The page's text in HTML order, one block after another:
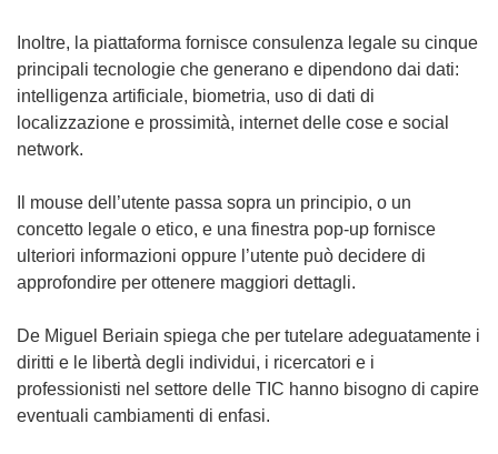
Inoltre, la piattaforma fornisce consulenza legale su cinque
principali tecnologie che generano e dipendono dai dati:
intelligenza artificiale, biometria, uso di dati di
localizzazione e prossimità, internet delle cose e social
network.
Il mouse dell’utente passa sopra un principio, o un
concetto legale o etico, e una finestra pop-up fornisce
ulteriori informazioni oppure l’utente può decidere di
approfondire per ottenere maggiori dettagli.
De Miguel Beriain spiega che per tutelare adeguatamente i
diritti e le libertà degli individui, i ricercatori e i
professionisti nel settore delle TIC hanno bisogno di capire
eventuali cambiamenti di enfasi.